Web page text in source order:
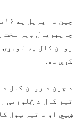
چاپېريال ډېر سخت
کړې ده.